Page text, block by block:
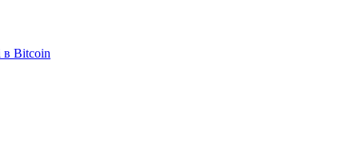
в Bitcoin